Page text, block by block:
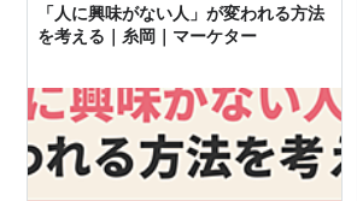
「人に興味がない人」が変われる方法
を考える｜糸岡｜マーケター